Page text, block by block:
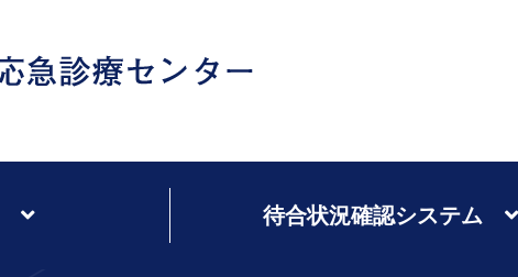
待合状況確認システム